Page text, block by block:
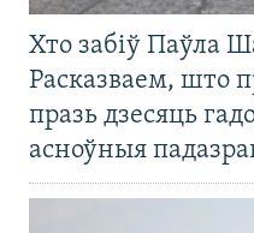
Хто забіў Паўла
Расказваем, што
празь дзесяць
асноўныя